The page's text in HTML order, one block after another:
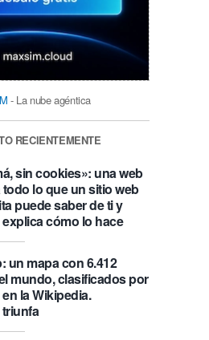
- La nube agéntica
RECIENTEMENTE
sin cookies»: una web
lo que un sitio web
puede saber de ti y
cómo lo hace
un mapa con 6.412
mundo, clasificados por
la Wikipedia.